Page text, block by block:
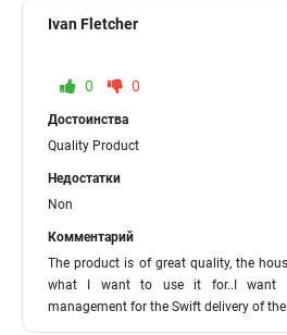
Ivan Fletcher
0 0
Достоинства
Quality Product
Недостатки
Non
Комментарий
The product is of great quality, the
what I want to use it for..I want
management for the Swift delivery of